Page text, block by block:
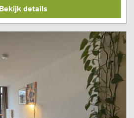
Bekijk details